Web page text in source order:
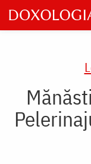
Skip
to
main